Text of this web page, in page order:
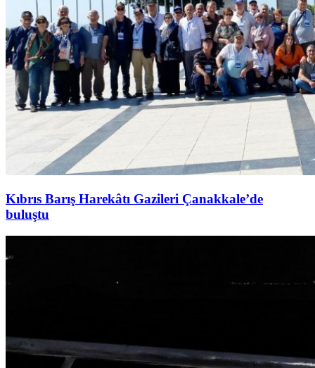
Kıbrıs Barış Harekâtı Gazileri Çanakkale’de
buluştu